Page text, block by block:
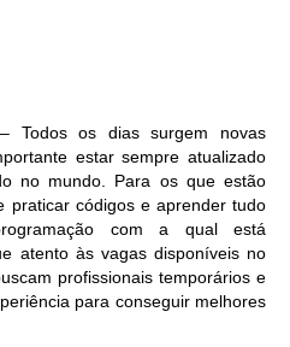
Todos os dias surgem novas
estar sempre atualizado
no mundo. Para os que estão
praticar códigos e aprender tudo
com a qual está
atento às vagas disponíveis no
profissionais temporários e
para conseguir melhores